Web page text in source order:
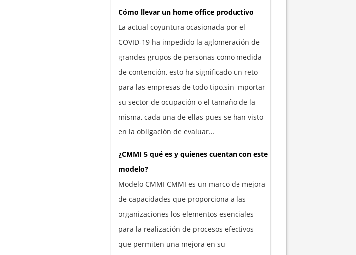
Cómo llevar un home office productivo
La actual coyuntura ocasionada por el
COVID-19 ha impedido la aglomeración de
grandes grupos de personas como medida
de contención, esto ha significado un reto
para las empresas de todo tipo,sin importar
su sector de ocupación o el tamaño de la
misma, cada una de ellas pues se han visto
en la obligación de evaluar…
¿CMMI 5 qué es y quienes cuentan con este
modelo?
Modelo CMMI CMMI es un marco de mejora
de capacidades que proporciona a las
organizaciones los elementos esenciales
para la realización de procesos efectivos
que permiten una mejora en su